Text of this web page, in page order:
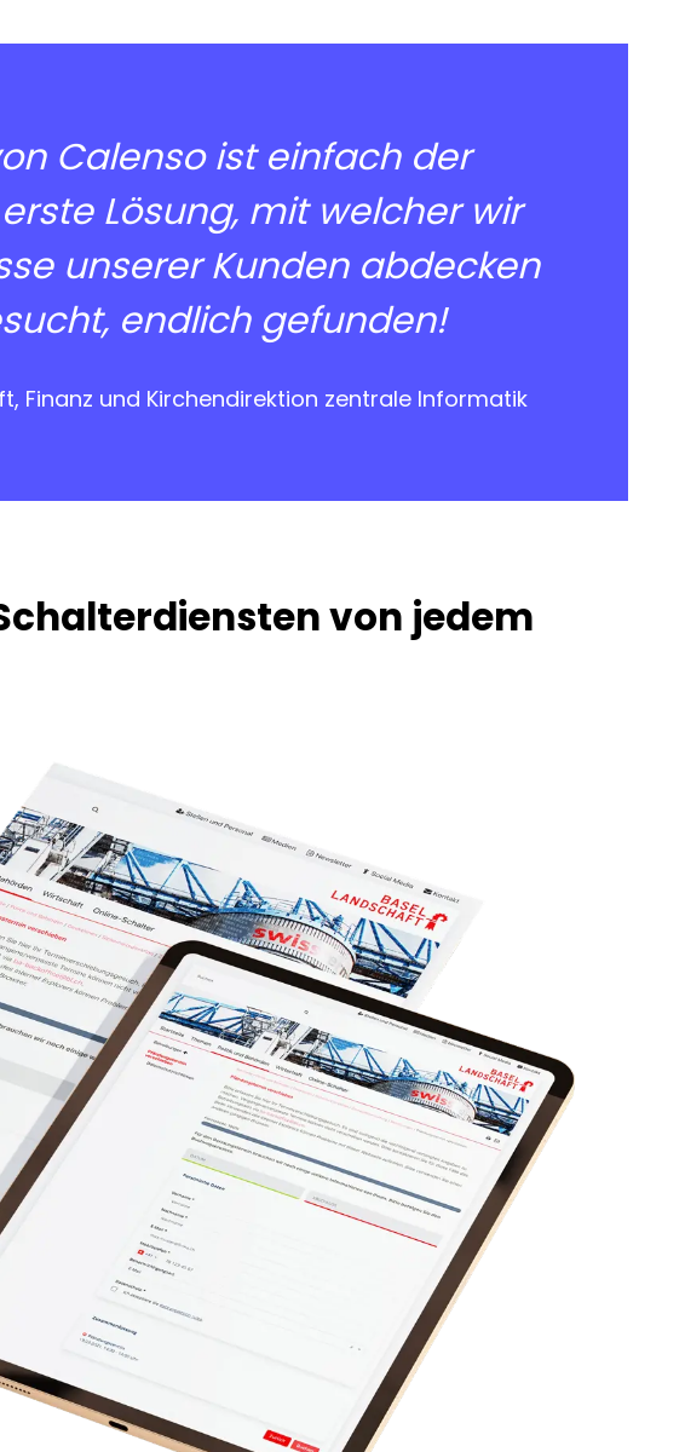
Calenso ist einfach der
Lösung, mit welcher wir
unserer Kunden abdecken
endlich gefunden!
Finanz und Kirchendirektion zentrale Informatik
von jedem